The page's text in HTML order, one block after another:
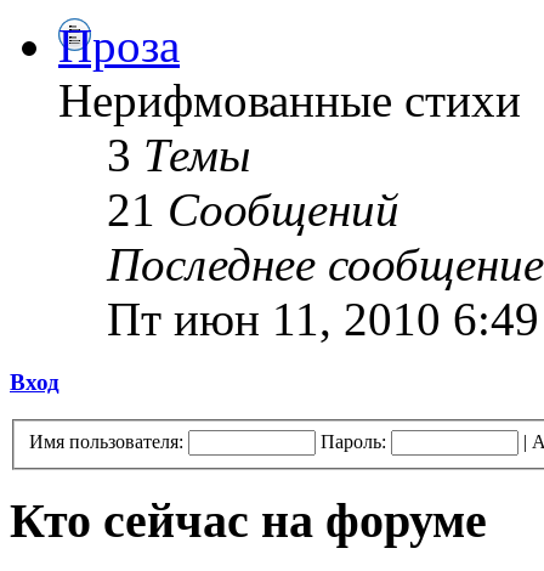
Проза
Нерифмованные стихи
3 Темы
21 Сообщений
Последнее сообщение
Пт июн 11, 2010
Вход
Имя пользователя: Пароль: |
Кто сейчас на форуме